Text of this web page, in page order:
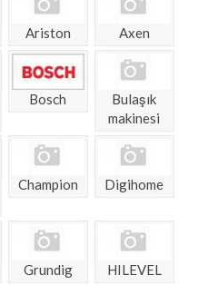
Ariston Axen
Bosch
Bulaşık
makinesi
Champion Digihome
Grundig HILEVEL